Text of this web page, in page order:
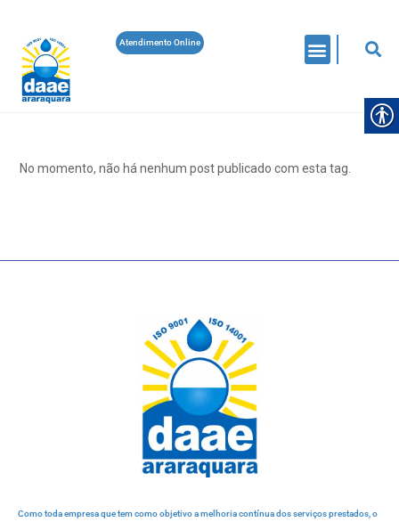
Atendimento Online
No momento, não há nenhum post publicado com esta tag.
Como toda empresa que tem como objetivo a melhoria contínua dos serviços prestados, o